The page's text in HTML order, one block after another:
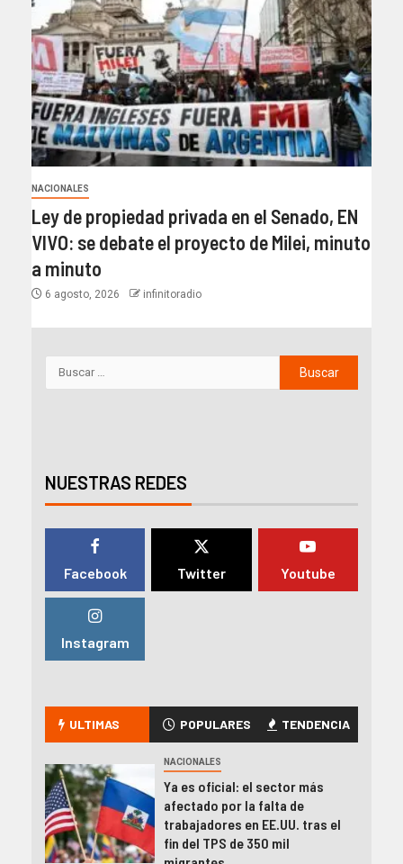
NACIONALES
Ley de propiedad privada en el Senado, EN
VIVO: se debate el proyecto de Milei, minuto
a minuto
6 agosto, 2026 infinitoradio
NUESTRAS REDES
Facebook Twitter Youtube
Instagram
ULTIMAS POPULARES TENDENCIA
NACIONALES
Ya es oficial: el sector más
afectado por la falta de
trabajadores en EE.UU. tras el
fin del TPS de 350 mil